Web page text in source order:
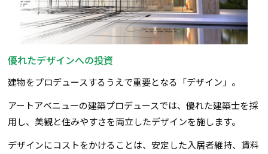
優れたデザインへの投資
建物をプロデュースするうえで重要となる「デザイン」。
アートアベニューの建築プロデュースでは、優れた建築士を採
用し、美観と住みやすさを両立したデザインを施します。
デザインにコストをかけることは、安定した入居者維持、賃料